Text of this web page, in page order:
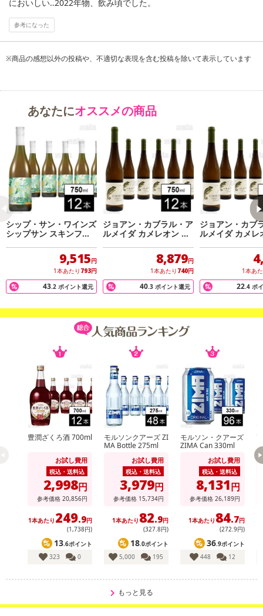
ないように柔らかにプレスしていく。ヴィニャオンは収穫後、足で
踏んでプレス。それらをブレンドして軽快で赤い果実の活き活きと
レンド】
花崗岩土壌。注意深く手作業での選果。除梗と空気圧プレス。ステ
ンレス・タンク80％、フレンチ・オーク樽20％で発酵。
【ジョアン・カブラル・アルメイダ ムスゴ ティント フィールドブ
レンド】
丁寧な手作業による選別と除梗。発酵はステンレス・タンク。マロ
ラクティック発酵後、フレンチオーク樽で熟成。
原産国(最終加工地):
【ジョアン・カブラル・アルメイダ カメレオン ロウレイロ・アルバリーニョ】ポルトガル
【ヴァディオ バイラーダ ブランコ】ポルトガル
【セン・イグアル ヴィーニョ・ヴェルデ ティント】ポルトガル
【ジョアン・カブラル・アルメイダ ムスゴ ブランコ フィールドブレンド】ポルトガル
【ジョアン・カブラル・アルメイダ ムスゴ ティント フィールドブレンド】ポルトガル
アルコール度数:
【ティソ・メール ブリュット ラピアーズ】12度
【ジョアン・カブラル・アルメイダ カメレオン ロウレイロ・アルバリーニョ】11度
【ヴァディオ バイラーダ ブランコ】12.5度
【ジョアン・カブラル・アルメイダ ムスゴ ブランコ フィールドブレンド】12度
【ジョアン・カブラル・アルメイダ ムスゴ ティント フィールドブレンド】12.5度
【キャンセルについて】
記載されている内容を必ずご確認いただき、お届けする商品セット
にご納得いただきましたうえでお申し込みください。
※パッケージ変更や商品リニューアル(成分など含む)等により、参考
においしい‥2022年物、飲み頃でした。
参考になった
※商品の感想以外の投稿や、不適切な表現を含む投稿を除いて表示しています
あなたにオススメの商品
シップ・サン・ワインズ
シップサン スキンファ
ニョン・ブラン 750ml
9,515円
1本あたり 793円
43.2 ポイント還元
ジョアン・カブラル・ア
ルメイダ カメレオン ロ
8,879円
1本あたり 740円
40.3 ポイント還元
ジョアン・カブ
ルメイダ カメレ
1本あ
22.4 ポ
豊潤ざくろ酒 700ml
お試し費用
税込・送料込
2,998円
参考価格 20,856円
1本あたり 249.9円
(1,738円)
13.6ポイント
323
0
モルソンクアーズ ZI
MA Bottle 275ml
お試し費用
税込・送料込
3,979円
参考価格 15,734円
1本あたり 82.9円
(327.8円)
18.0ポイント
5,000
195
モルソン・クアーズ
ZIMA Can 330ml
お試し費用
税込・送料込
8,131円
参考価格 26,189円
1本あたり 84.7円
(272 .9円)
36.9ポイント
448
12
もっと見る